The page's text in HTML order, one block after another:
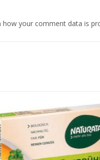
how your comment data is